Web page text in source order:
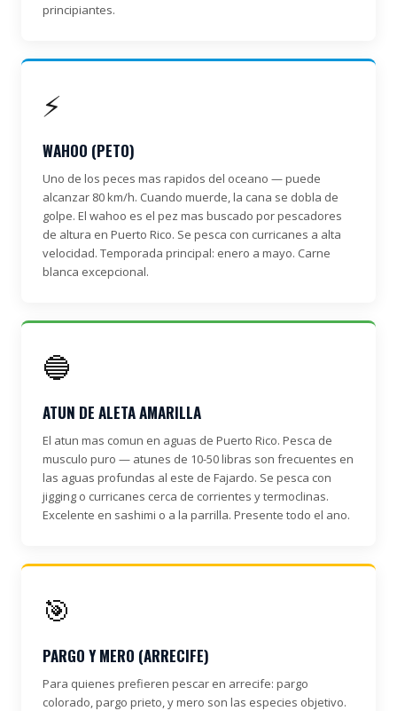
principiantes.
⚡
WAHOO (PETO)
Uno de los peces mas rapidos del oceano — puede
alcanzar 80 km/h. Cuando muerde, la cana se dobla de
golpe. El wahoo es el pez mas buscado por pescadores
de altura en Puerto Rico. Se pesca con curricanes a alta
velocidad. Temporada principal: enero a mayo. Carne
blanca excepcional.
🔵
ATUN DE ALETA AMARILLA
El atun mas comun en aguas de Puerto Rico. Pesca de
musculo puro — atunes de 10-50 libras son frecuentes en
las aguas profundas al este de Fajardo. Se pesca con
jigging o curricanes cerca de corrientes y termoclinas.
Excelente en sashimi o a la parrilla. Presente todo el ano.
🎯
PARGO Y MERO (ARRECIFE)
Para quienes prefieren pescar en arrecife: pargo
colorado, pargo prieto, y mero son las especies objetivo.